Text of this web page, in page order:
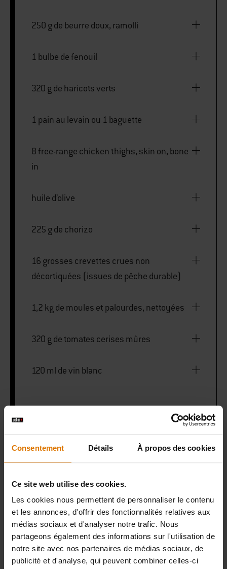
Consentement Détails À propos des cookies
Ce site web utilise des cookies.
Les cookies nous permettent de personnaliser le contenu
et les annonces, d'offrir des fonctionnalités relatives aux
médias sociaux et d'analyser notre trafic. Nous
partageons également des informations sur l'utilisation de
notre site avec nos partenaires de médias sociaux, de
publicité et d'analyse, qui peuvent combiner celles-ci
250 g de beurre doux, ramolli
1 bulbe de fenouil
320 g de haricots verts
1 pain au levain ou 1 baguette
8 free-range chicken thighs, skin on, bone
in
huile d’olive
225 g de chorizo
16 grosses crevettes crues non
décortiquées (issues de pêche durable)
1,2 kg de moules et palourdes, nettoyées
320 g de tomates cerises mûres
120 ml de vin blanc
Slate]
Pinces de barbecue
Presse pour plancha
Cloche de cuisson